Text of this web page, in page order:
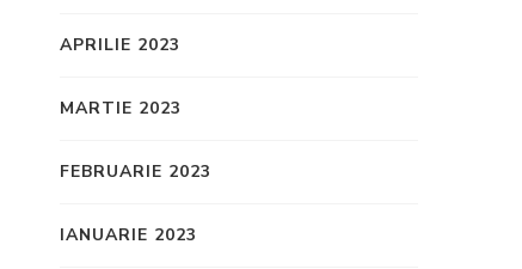
APRILIE 2023
MARTIE 2023
FEBRUARIE 2023
IANUARIE 2023